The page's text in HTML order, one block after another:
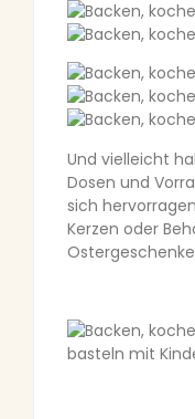
Und vielleicht
Dosen und
sich
Kerzen oder